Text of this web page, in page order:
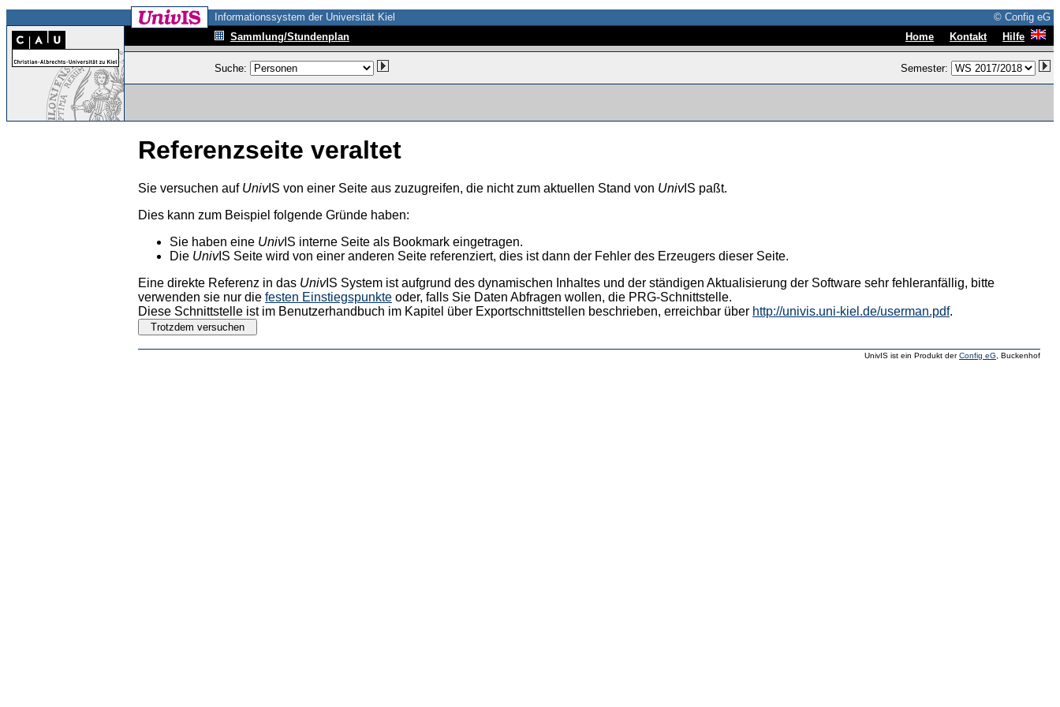
Informationssystem der Universität Kiel
© Config eG
Sammlung/Stundenplan
Home Kontakt Hilfe
Suche: Semester:
Referenzseite veraltet
Sie versuchen auf UnivIS von einer Seite aus zuzugreifen, die nicht zum aktuellen Stand von UnivIS paßt.
Dies kann zum Beispiel folgende Gründe haben:
Sie haben eine UnivIS interne Seite als Bookmark eingetragen.
Die UnivIS Seite wird von einer anderen Seite referenziert, dies ist dann der Fehler des Erzeugers dieser Seite.
Eine direkte Referenz in das UnivIS System ist aufgrund des dynamischen Inhaltes und der ständigen Aktualisierung der Software sehr fehleranfällig, bitte
verwenden sie nur die festen Einstiegspunkte oder, falls Sie Daten Abfragen wollen, die PRG-Schnittstelle.
Diese Schnittstelle ist im Benutzerhandbuch im Kapitel über Exportschnittstellen beschrieben, erreichbar über http://univis.uni-kiel.de/userman.pdf.
UnivIS ist ein Produkt derConfig eG , Buckenhof